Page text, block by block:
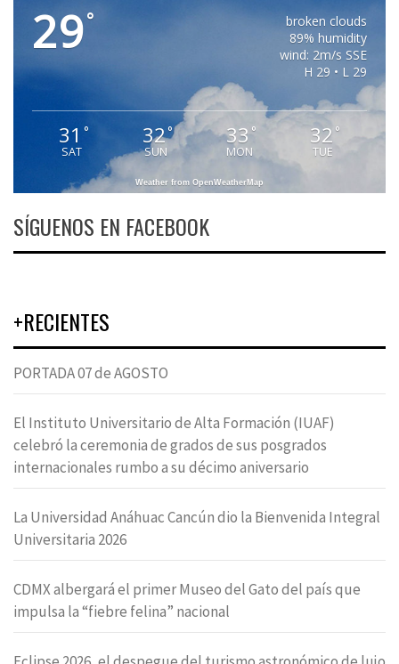
29°
broken clouds
89% humidity
wind: 2m/s SSE
H 29 • L 29
31 °
SAT
32°
SUN
33 °
MON
32 °
TUE
Weather from OpenWeatherMap
SÍGUENOS EN FACEBOOK
+RECIENTES
PORTADA 07 de AGOSTO
El Instituto Universitario de Alta Formación (IUAF)
celebró la ceremonia de grados de sus posgrados
internacionales rumbo a su décimo aniversario
La Universidad Anáhuac Cancún dio la Bienvenida Integral
Universitaria 2026
CDMX albergará el primer Museo del Gato del país que
impulsa la “fiebre felina” nacional